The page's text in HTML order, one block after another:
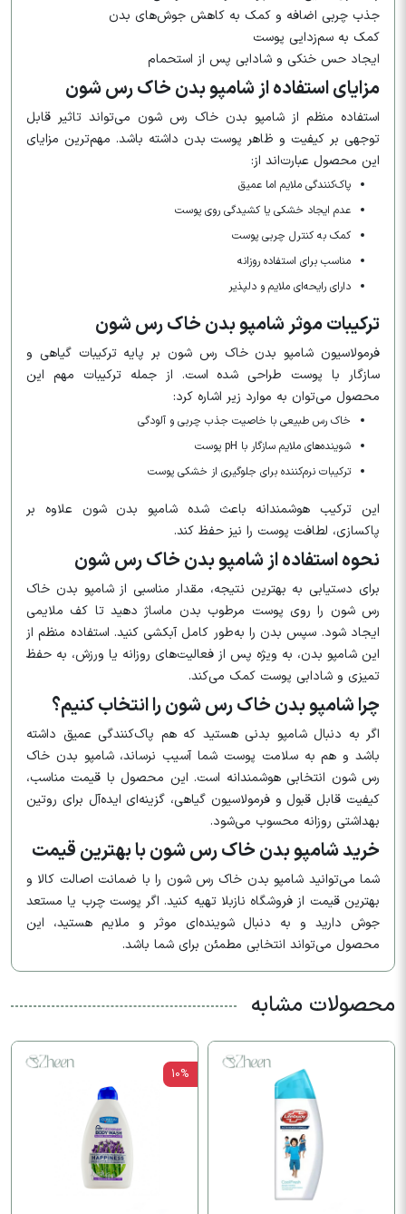
جذب چربی اضافه و کمک به کاهش جوش‌های بدن
کمک به سم‌زدایی پوست
ایجاد حس خنکی و شادابی پس از استحمام
مزایای استفاده از شامپو بدن خاک رس شون
استفاده منظم از شامپو بدن خاک رس شون می‌تواند تاثیر قابل
توجهی بر کیفیت و ظاهر پوست بدن داشته باشد. مهم‌ترین مزایای
این محصول عبارت‌اند از:
پاک‌کنندگی ملایم اما عمیق
عدم ایجاد خشکی یا کشیدگی روی پوست
کمک به کنترل چربی پوست
مناسب برای استفاده روزانه
دارای رایحه‌ای ملایم و دلپذیر
ترکیبات موثر شامپو بدن خاک رس شون
فرمولاسیون شامپو بدن خاک رس شون بر پایه ترکیبات گیاهی و
سازگار با پوست طراحی شده است. از جمله ترکیبات مهم این
محصول می‌توان به موارد زیر اشاره کرد:
خاک رس طبیعی با خاصیت جذب چربی و آلودگی
شوینده‌های ملایم سازگار با pH پوست
ترکیبات نرم‌کننده برای جلوگیری از خشکی پوست
این ترکیب هوشمندانه باعث شده شامپو بدن شون علاوه بر
پاکسازی، لطافت پوست را نیز حفظ کند.
نحوه استفاده از شامپو بدن خاک رس شون
برای دستیابی به بهترین نتیجه، مقدار مناسبی از شامپو بدن خاک
رس شون را روی پوست مرطوب بدن ماساژ دهید تا کف ملایمی
ایجاد شود. سپس بدن را به‌طور کامل آبکشی کنید. استفاده منظم از
این شامپو بدن، به ویژه پس از فعالیت‌های روزانه یا ورزش، به حفظ
تمیزی و شادابی پوست کمک می‌کند.
چرا شامپو بدن خاک رس شون را انتخاب کنیم؟
اگر به دنبال شامپو بدنی هستید که هم پاک‌کنندگی عمیق داشته
باشد و هم به سلامت پوست شما آسیب نرساند، شامپو بدن خاک
رس شون انتخابی هوشمندانه است. این محصول با قیمت مناسب،
کیفیت قابل قبول و فرمولاسیون گیاهی، گزینه‌ای ایده‌آل برای روتین
بهداشتی روزانه محسوب می‌شود.
خرید شامپو بدن خاک رس شون با بهترین قیمت
شما می‌توانید شامپو بدن خاک رس شون را با ضمانت اصالت کالا و
بهترین قیمت از فروشگاه نازبلا تهیه کنید. اگر پوست چرب یا مستعد
جوش دارید و به دنبال شوینده‌ای موثر و ملایم هستید، این
محصول می‌تواند انتخابی مطمئن برای شما باشد.
محصولات مشابه
10%